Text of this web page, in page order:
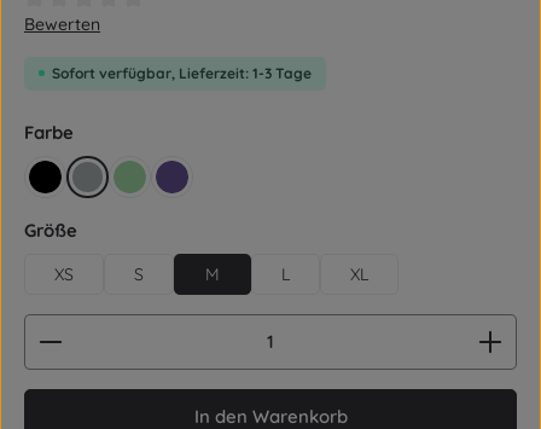
Durchschnittliche Bewertung von 0 von 5 Sternen
Bewerten
Sofort verfügbar, Lieferzeit: 1-3 Tage
Farbe
schwarz
grau mintgrünultraviolett
Größe
XS S M L XL
Produkt Anzahl: Gib den gewünschten Wert
In den Warenkorb